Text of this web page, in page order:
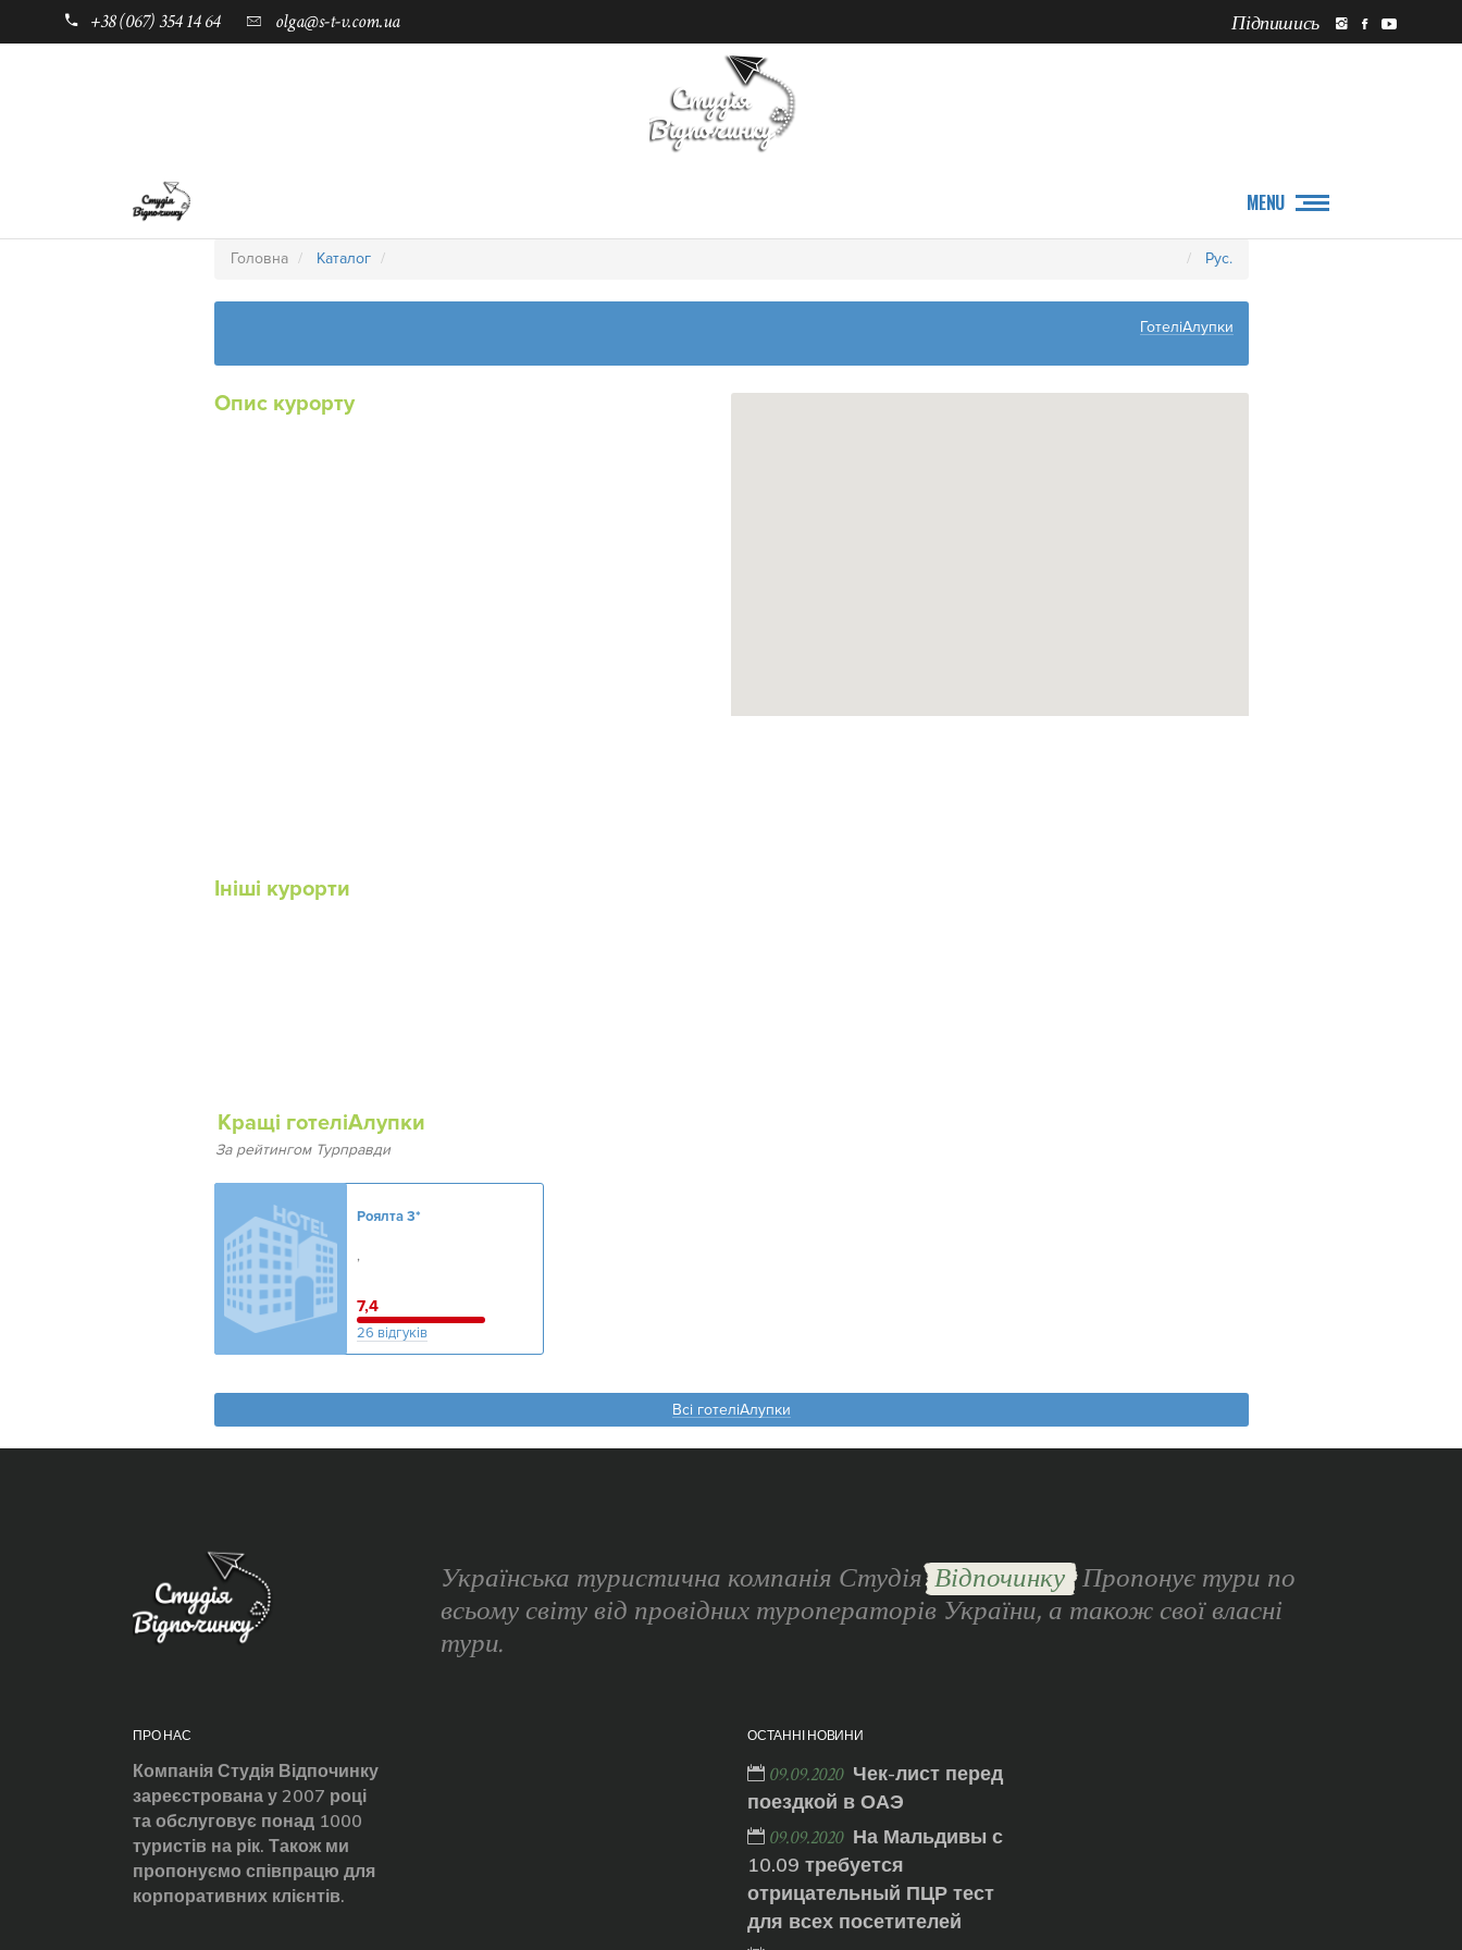
+38 (067) 354 14 64 olga@s-t-v.com.ua Підпишись
MENU
Головна Каталог Рус.
ГотеліАлупки
Опис курорту
Ініші курорти
Кращі готеліАлупки
За рейтингом Турправди
Роялта 3*
,
7,4
26 відгуків
Всі готеліАлупки
Українська туристична компанія СтудіяВідпочинку Пропонує тури по
всьому світу від провідних туроператорів України, а також свої власні
тури.
ПРО НАС
Компанія Студія Відпочинку
зареєстрована у 2007 році
та обслуговує понад 1000
туристів на рік. Також ми
пропонуємо співпрацю для
корпоративних клієнтів.
ОСТАННІ НОВИНИ
09.09.2020 Чек-лист перед
поездкой в ОАЭ
09.09.2020 На Мальдивы с
10.09 требуется
отрицательный ПЦР тест
для всех посетителей